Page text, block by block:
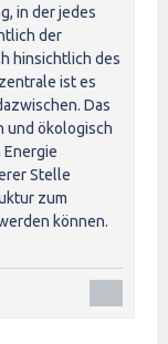
in der jedes
der
hinsichtlich des
ist es
Das
und ökologisch
Stelle
zum
können.